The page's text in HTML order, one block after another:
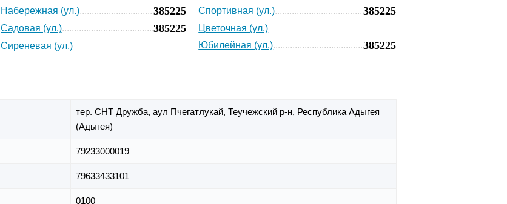
Набережная (ул.) 385225
Садовая (ул.) 385225
Сиреневая (ул.)
Спортивная (ул.) 385225
Цветочная (ул.)
Юбилейная (ул.)
385225
тер. СНТ Дружба, аул Пчегатлукай, Теучежский р-н, Республика Адыгея
(Адыгея)
79233000019
79633433101
0100